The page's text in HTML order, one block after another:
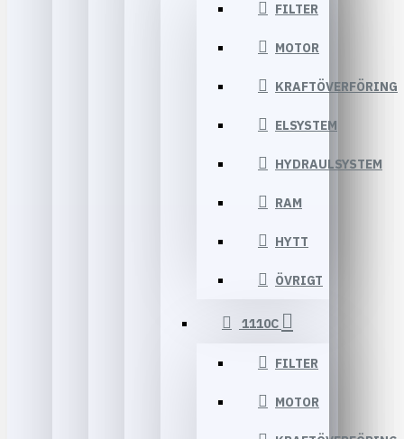
FILTER
MOTOR
KRAFTÖVERFÖRING
ELSYSTEM
HYDRAULSYSTEM
RAM
HYTT
ÖVRIGT
1110C
FILTER
MOTOR